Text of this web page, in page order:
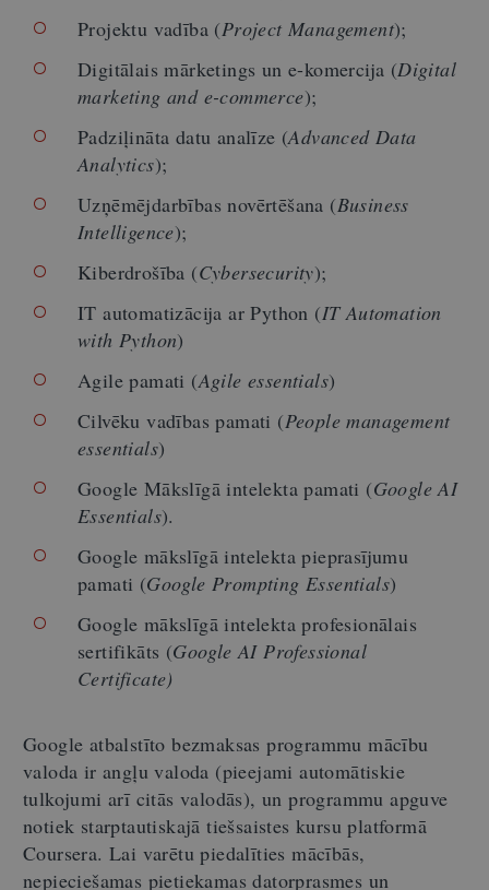
Projektu vadība (Project Management);
Digitālais mārketings un e-komercija (Digital
marketing and e-commerce);
Padziļināta datu analīze (Advanced Data
Analytics);
Uzņēmējdarbības novērtēšana (Business
Intelligence);
Kiberdrošība (Cybersecurity);
IT automatizācija ar Python (IT Automation
with Python)
Agile pamati (Agile essentials)
Cilvēku vadības pamati (People management
essentials)
Google Mākslīgā intelekta pamati (Google AI
Essentials).
Google mākslīgā intelekta pieprasījumu
pamati (Google Prompting Essentials)
Google mākslīgā intelekta profesionālais
sertifikāts (Google AI Professional
Certificate)
Google atbalstīto bezmaksas programmu mācību
valoda ir angļu valoda (pieejami automātiskie
tulkojumi arī citās valodās), un programmu apguve
notiek starptautiskajā tiešsaistes kursu platformā
Coursera. Lai varētu piedalīties mācībās,
nepieciešamas pietiekamas datorprasmes un